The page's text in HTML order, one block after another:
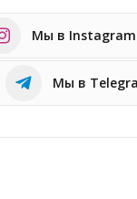
Мы в Instagram
Мы в